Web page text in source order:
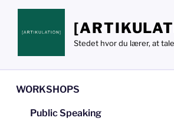
Videre
indhold
Stedet hvor du lærer, at
WORKSHOPS
Public Speaking